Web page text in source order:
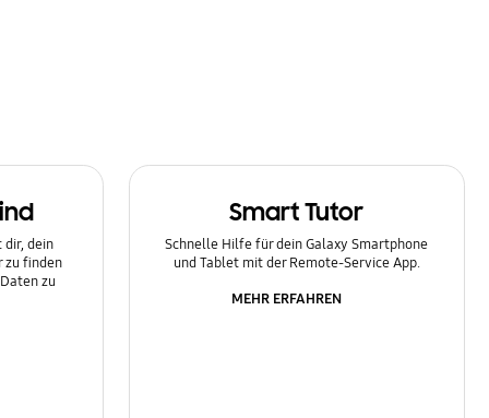
dir, dein
zu finden
zu
Smart Tutor
Schnelle Hilfe für dein Galaxy Smartphone
und Tablet mit der Remote-Service App.
MEHR ERFAHREN